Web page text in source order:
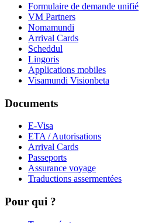
Formulaire de demande unifié
VM Partners
Nomamundi
Arrival Cards
Scheddul
Lingoris
Applications mobiles
Visamundi Visionbeta
Documents
E-Visa
ETA / Autorisations
Arrival Cards
Passeports
Assurance voyage
Traductions assermentées
Pour qui ?